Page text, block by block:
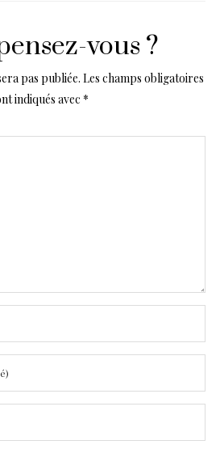
vous ?
pas publiée. Les champs obligatoires
indiqués avec *